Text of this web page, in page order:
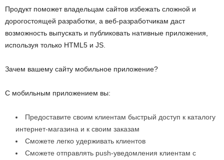
Продукт поможет владельцам сайтов избежать сложной и
дорогостоящей разработки, а веб-разработчикам даст
возможность выпускать и публиковать нативные приложения,
используя только HTML5 и JS.
Зачем вашему сайту мобильное приложение?
С мобильным приложением вы:
Предоставите своим клиентам быстрый доступ к каталогу
интернет-магазина и к своим заказам
Сможете легко удерживать клиентов
Сможете отправлять push-уведомления клиентам с